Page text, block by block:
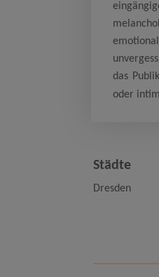
das
oder
Städte
Dresden